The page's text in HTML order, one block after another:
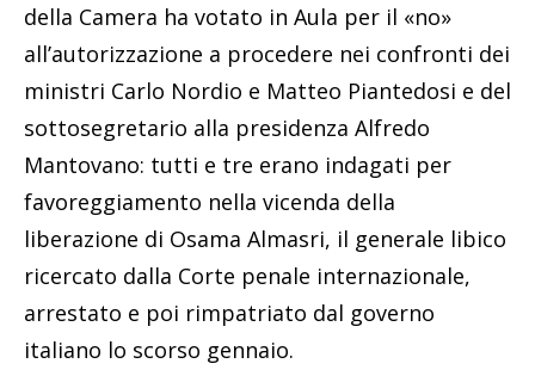
della Camera ha votato in Aula per il «no»
all’autorizzazione a procedere nei confronti dei
ministri Carlo Nordio e Matteo Piantedosi e del
sottosegretario alla presidenza Alfredo
Mantovano: tutti e tre erano indagati per
favoreggiamento nella vicenda della
liberazione di Osama Almasri, il generale libico
ricercato dalla Corte penale internazionale,
arrestato e poi rimpatriato dal governo
italiano lo scorso gennaio.